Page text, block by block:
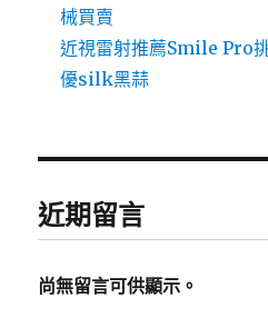
械買賣
近視雷射推薦Smile Pro
優silk黑蒜
近期留言
尚無留言可供顯示。